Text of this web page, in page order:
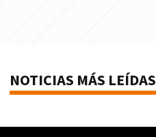
NOTICIAS MÁS LEÍDAS